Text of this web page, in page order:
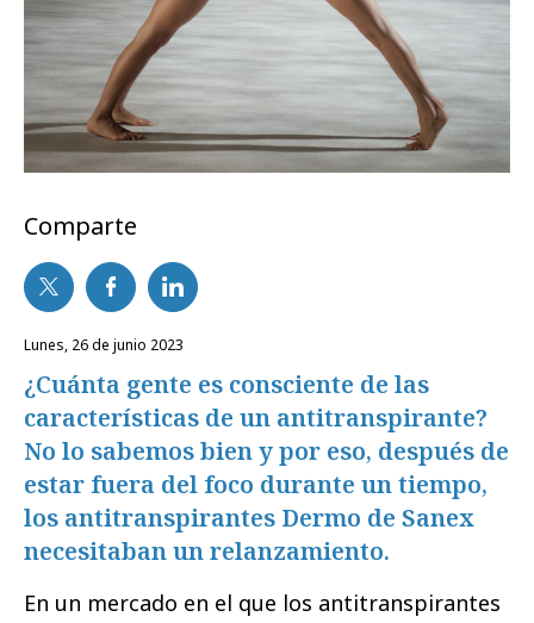
Comparte
lunes, 26 de junio 2023
¿Cuánta gente es consciente de las
características de un antitranspirante?
No lo sabemos bien y por eso, después de
estar fuera del foco durante un tiempo,
los antitranspirantes Dermo de Sanex
necesitaban un relanzamiento.
En un mercado en el que los antitranspirantes